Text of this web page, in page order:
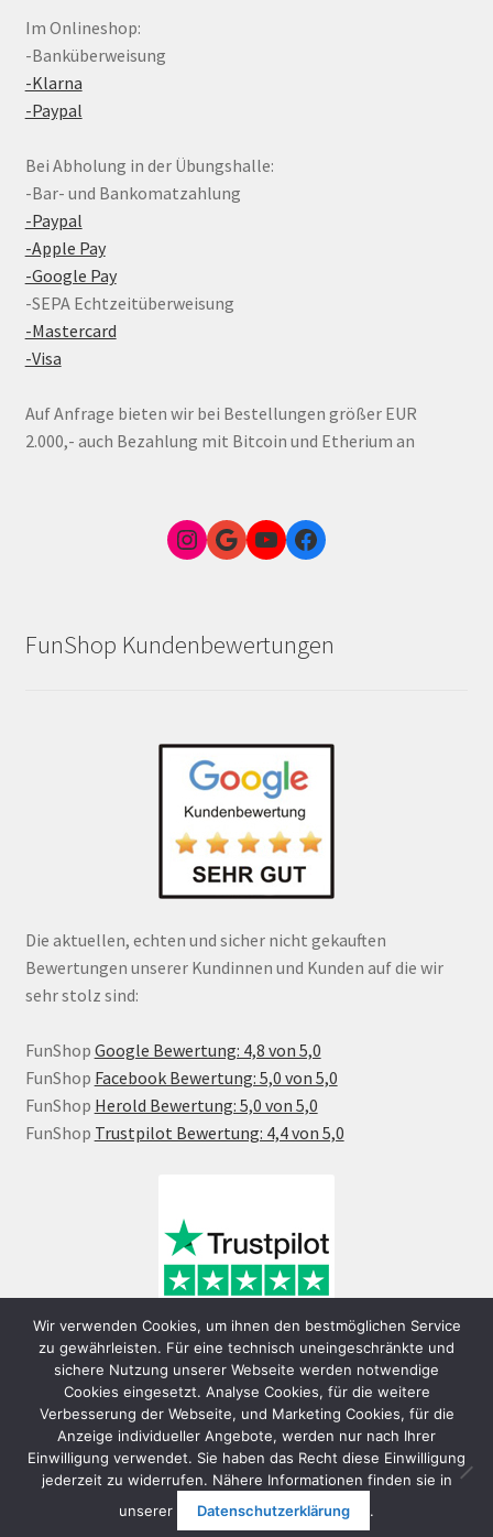
Im Onlineshop:
-Banküberweisung
-Klarna
-Paypal
Bei Abholung in der Übungshalle:
-Bar- und Bankomatzahlung
-Paypal
-Apple Pay
-Google Pay
-SEPA Echtzeitüberweisung
-Mastercard
-Visa
Auf Anfrage bieten wir bei Bestellungen größer EUR
2.000,- auch Bezahlung mit Bitcoin und Etherium an
Instagram
Google Link zum FunShop WienYouTubeFacebook
FunShop Kundenbewertungen
Die aktuellen, echten und sicher nicht gekauften
Bewertungen unserer Kundinnen und Kunden auf die wir
sehr stolz sind:
FunShop Google Bewertung: 4,8 von 5,0
FunShop Facebook Bewertung: 5,0 von 5,0
FunShop Herold Bewertung: 5,0 von 5,0
FunShop Trustpilot Bewertung: 4,4 von 5,0
© FunShop Wien - Hochqualitative Elektromobilität 2026
Datenschutzerklärung
Erstellt mit WooCommerce
Wir verwenden Cookies, um ihnen den bestmöglichen Service
zu gewährleisten. Für eine technisch uneingeschränkte und
sichere Nutzung unserer Webseite werden notwendige
Cookies eingesetzt. Analyse Cookies, für die weitere
Verbesserung der Webseite, und Marketing Cookies, für die
Anzeige individueller Angebote, werden nur nach Ihrer
Einwilligung verwendet. Sie haben das Recht diese Einwilligung
jederzeit zu widerrufen. Nähere Informationen finden sie in
unserer
Datenschutzerklärung .